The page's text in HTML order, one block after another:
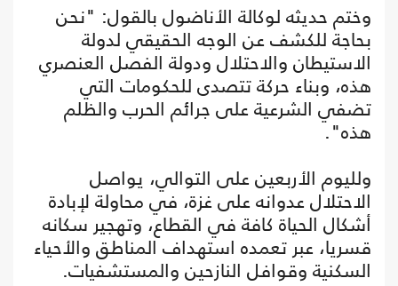
وختم حديثه لوكالة الأناضول بالقول: "نحن
بحاجة للكشف عن الوجه الحقيقي لدولة
الاستيطان والاحتلال ودولة الفصل العنصري
هذه، وبناء حركة تتصدى للحكومات التي
تضفي الشرعية على جرائم الحرب والظلم
هذه".
ولليوم الأربعين على التوالي، يواصل
الاحتلال عدوانه على غزة، في محاولة لإبادة
أشكال الحياة كافة في القطاع، وتهجير سكانه
قسريا، عبر تعمده استهداف المناطق والأحياء
السكنية وقوافل النازحين والمستشفيات.